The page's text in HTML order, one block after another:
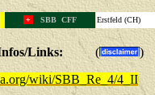
+ SBB CFF Erstfeld
Links:(
)
wiki/SBB_Re_4/4_II